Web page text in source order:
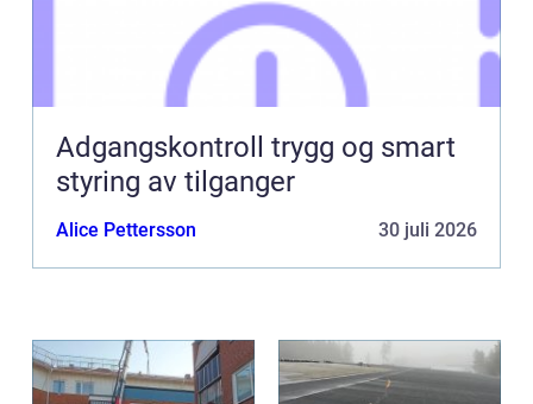
Adgangskontroll trygg og smart
styring av tilganger
Alice Pettersson 30 juli 2026